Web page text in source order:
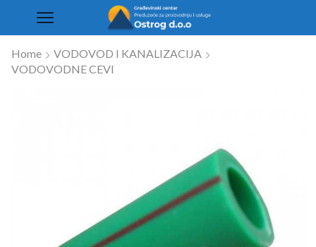
Home
VODOVOD I KANALIZACIJA
VODOVODNE CEVI